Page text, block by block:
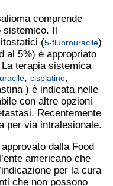
comprende
sistemico. Il
(5-fluorouracile)
al 5%) è appropriato
terapia sistemica
, cisplatino,
) è indicata nelle
con altre opzioni
Recentemente
per via intralesionale.
dalla Food
americano che
per la cura
che non possono